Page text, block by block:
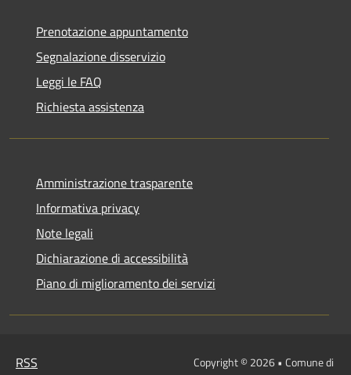
Prenotazione appuntamento
Segnalazione disservizio
Leggi le FAQ
Richiesta assistenza
Amministrazione trasparente
Informativa privacy
Note legali
Dichiarazione di accessibilità
Piano di miglioramento dei servizi
RSS
Copyright © 2026 • Comune di